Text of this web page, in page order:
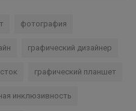
фотография
графический дизайнер
графический планшет
инклюзивность